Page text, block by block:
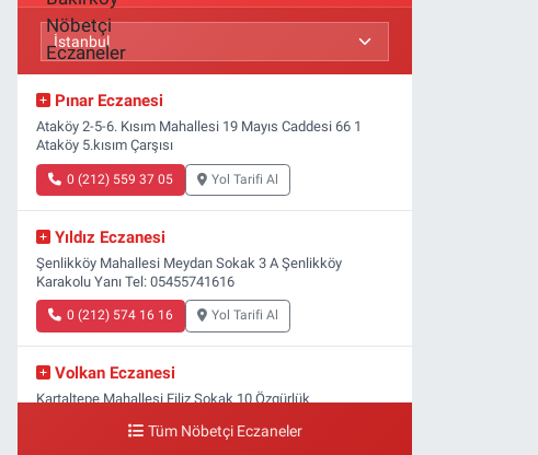
Pınar Eczanesi
Ataköy 2-5-6. Kısım Mahallesi 19 Mayıs Caddesi 66 1
Ataköy 5.kısım Çarşısı
0 (212) 559 37 05 Yol Tarifi Al
Yıldız Eczanesi
Şenlikköy Mahallesi Meydan Sokak 3 A Şenlikköy
Karakolu Yanı Tel: 05455741616
0 (212) 574 16 16 Yol Tarifi Al
Volkan Eczanesi
Kartaltepe Mahallesi Filiz Sokak 10 Özgürlük
Tüm Nöbetçi Eczaneler